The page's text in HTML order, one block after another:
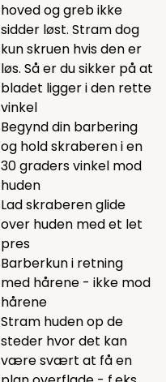
hoved og greb ikke
sidder løst. Stram dog
kun skruen hvis den er
løs. Så er du sikker på at
bladet ligger i den rette
vinkel
Begynd din barbering
og hold skraberen i en
30 graders vinkel mod
huden
Lad skraberen glide
over huden med et let
pres
Barberkun i retning
med hårene - ikke mod
hårene
Stram huden op de
steder hvor det kan
være svært at få en